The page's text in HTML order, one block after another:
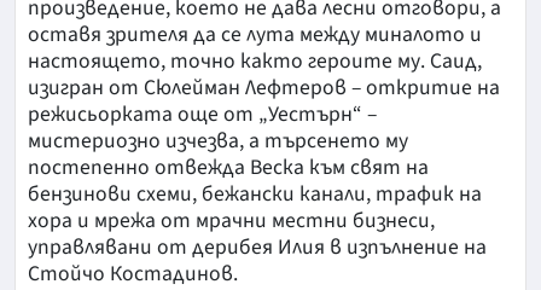
произведение, което не дава лесни отговори, а
оставя зрителя да се лута между миналото и
настоящето, точно както героите му. Саид,
изигран от Сюлейман Лефтеров – откритие на
режисьорката още от „Уестърн“ –
мистериозно изчезва, а търсенето му
постепенно отвежда Веска към свят на
бензинови схеми, бежански канали, трафик на
хора и мрежа от мрачни местни бизнеси,
управлявани от дерибея Илия в изпълнение на
Стойчо Костадинов.